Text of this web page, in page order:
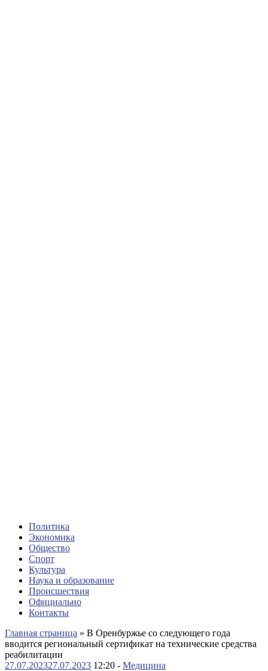
Политика
Экономика
Общество
Спорт
Культура
Наука и образование
Происшествия
Официально
Контакты
Главная страница » В Оренбуржье со следующего года
вводится региональный сертификат на технические средства
реабилитации
27.07.202327.07.2023 12:20 - Медицина